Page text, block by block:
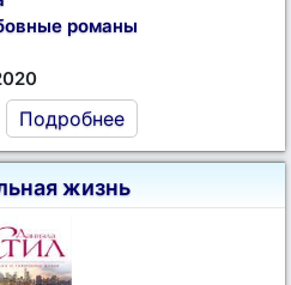
романы
Подробнее
жизнь